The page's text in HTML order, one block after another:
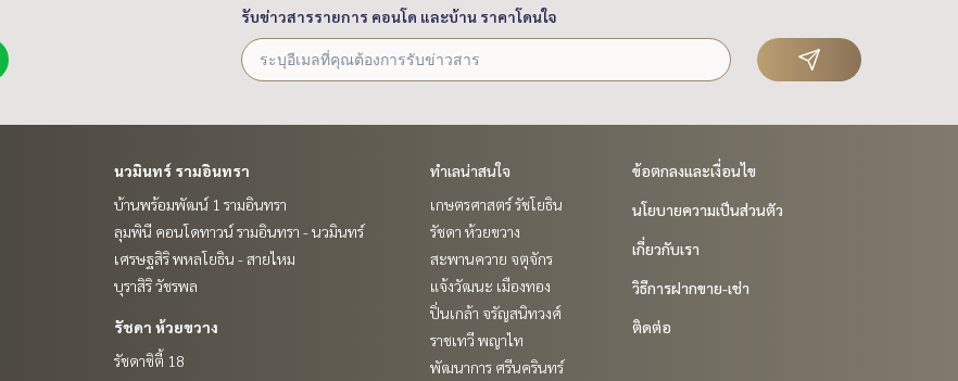
รับข่าวสารรายการ คอนโด และบ้าน ราคาโดนใจ
นวมินทร์ รามอินทรา
บ้านพร้อมพัฒน์ 1 รามอินทรา
ลุมพินี คอนโดทาวน์ รามอินทรา - นวมินทร์
เศรษฐสิริ พหลโยธิน - สายไหม
บุราสิริ วัชรพล
รัชดา ห้วยขวาง
รัชดาซิตี้ 18
ทำเลน่าสนใจ
เกษตรศาสตร์ รัชโยธิน
รัชดา ห้วยขวาง
สะพานควาย จตุจักร
แจ้งวัฒนะ เมืองทอง
ปิ่นเกล้า จรัญสนิทวงศ์
ราชเทวี พญาไท
พัฒนาการ ศรีนครินทร์
ข้อตกลงและเงื่อนไข
นโยบายความเป็นส่วนตัว
เกี่ยวกับเรา
วิธีการฝากขาย-เช่า
ติดต่อ